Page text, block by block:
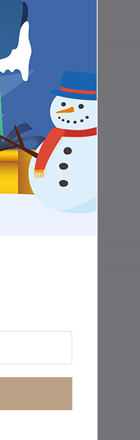
"أداة إزالة نواة الفاكهة – تصميم عملي وسهل الاستخدام لتفريغ النواة بسرعة دون تلف الفاكهة."